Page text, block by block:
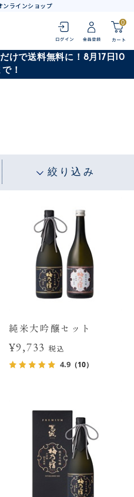
ンラインショップ
0
けで送料無料に！8月17日10
！
絞り込み
純米大吟醸セット
¥9,733 税込
4.9 （10）